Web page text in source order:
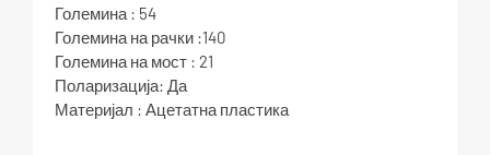
Големина : 54
Големина на рачки :140
Големина на мост : 21
Поларизација: Да
Материјал : Ацетатна пластика